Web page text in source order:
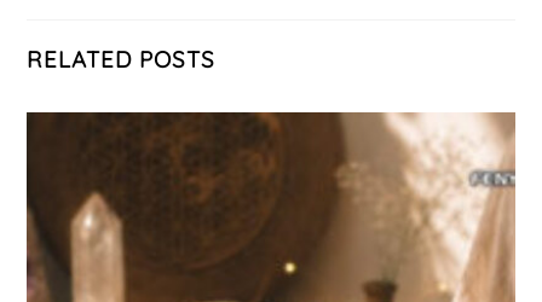
RELATED POSTS